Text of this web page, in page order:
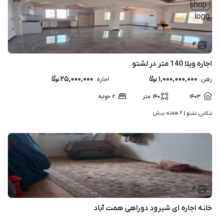
۴
اجاره ویلا 140 متر در لشتو
رهن: ۱,۰۰۰,۰۰۰,۰۰۰ اجاره: ۲۵,۰۰۰,۰۰۰
۱۴۰۳ ۱۴۰ متر ۲ خوابه
تنکابن، لشتو | ۲ هفته پیش
۴
خانه اجاره ای شیرود دوراهی همت آباد